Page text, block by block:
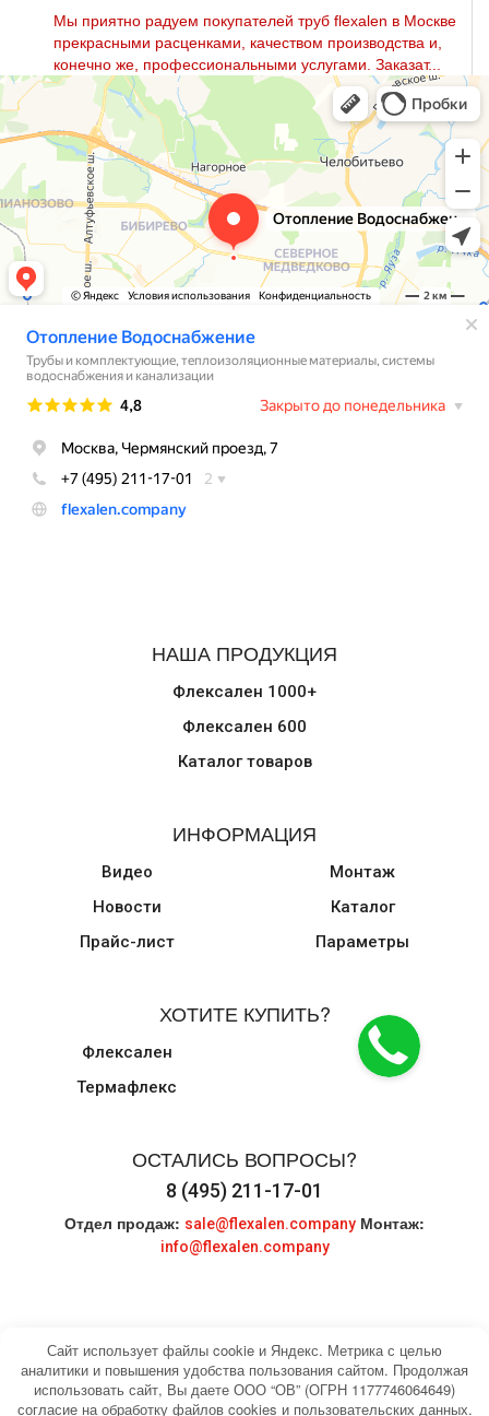
Мы приятно радуем покупателей тpуб flехalеn в Москве
прекрасными расценками, качеством производства и,
конечно же, профессиональными услугами. Заказат...
НАША ПРОДУКЦИЯ
Флексален 1000+
Флексален 600
Каталог товаров
ИНФОРМАЦИЯ
Видео
Новости
Прайс-лист
Монтаж
Каталог
Параметры
ХОТИТЕ КУПИТЬ?
Флексален
Термафлекс
ОСТАЛИСЬ ВОПРОСЫ?
8 (495) 211-17-01
Отдел продаж: sale@flexalen.company Монтаж:
info@flexalen.company
Карта сайта© 2004-2026 HEATING WATER. Все права
Сайт использует файлы cookie и Яндекс. Метрика с целью
аналитики и повышения удобства пользования сайтом. Продолжая
использовать сайт, Вы даете ООО “ОВ” (ОГРН 1177746064649)
согласие на обработку файлов cookies и пользовательских данных.